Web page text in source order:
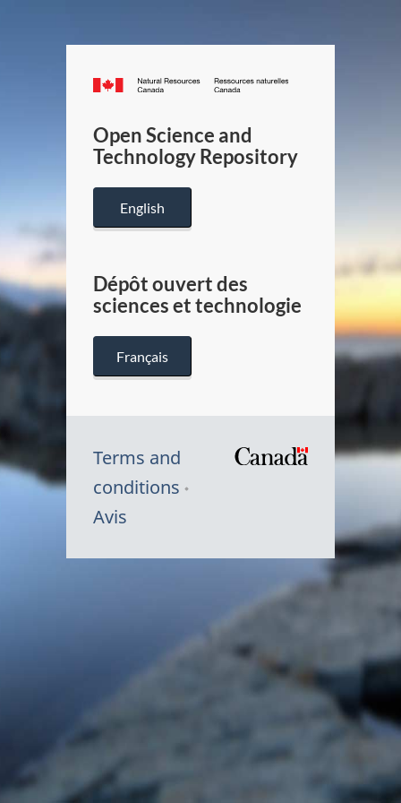
Canada.ca
/
Canada
Open Science and
Technology Repository
English
Dépôt ouvert des
sciences et technologie
Français
Terms and
conditions
Avis
du